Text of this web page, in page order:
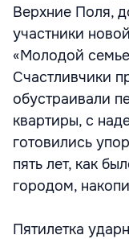
Верхние Поля,
участники
«Молодой
Счастливчики
обустраивали
квартиры, с
готовились
пять лет, как
городом,
Пятилетка